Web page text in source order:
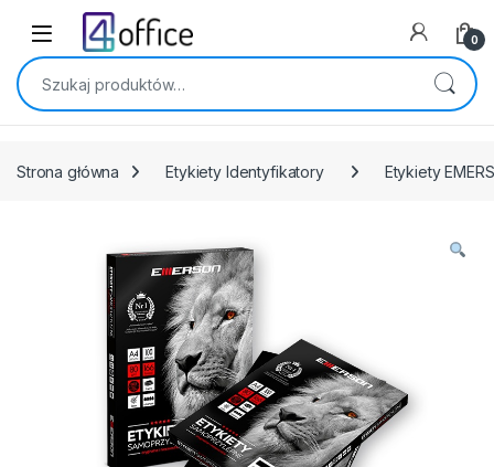
Skip to navigation
Skip to content
0
Szukaj:
Strona główna Etykiety Identyfikatory Etykiety